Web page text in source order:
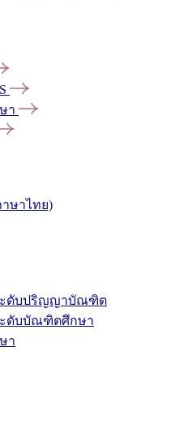
า
ษาไทย)
ะดับปริญญาบัณฑิต
ะดับบัณฑิตศึกษา
า